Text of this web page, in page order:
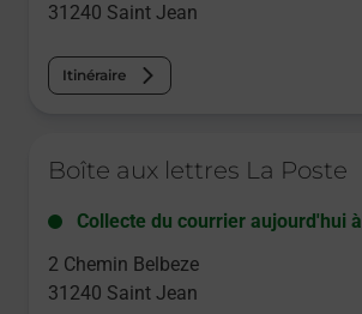
31240 Saint Jean
Itinéraire
Boîte aux lettres La Poste
Collecte du courrier aujourd'hui à
2 Chemin Belbeze
31240 Saint Jean